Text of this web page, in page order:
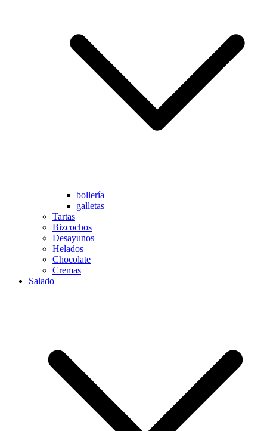
bollería
galletas
Tartas
Bizcochos
Desayunos
Helados
Chocolate
Cremas
Salado